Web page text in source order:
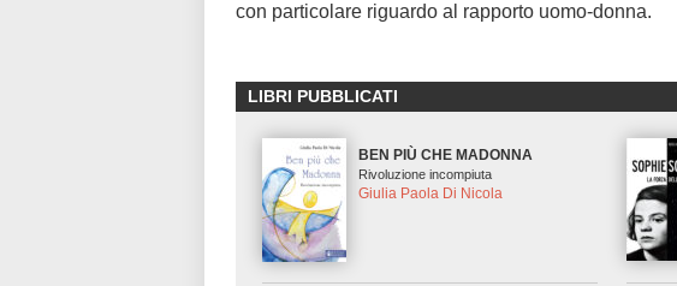
con particolare riguardo al rapporto uomo-donna.
LIBRI PUBBLICATI
BEN PIÙ CHE MADONNA
Rivoluzione incompiuta
Giulia Paola Di Nicola